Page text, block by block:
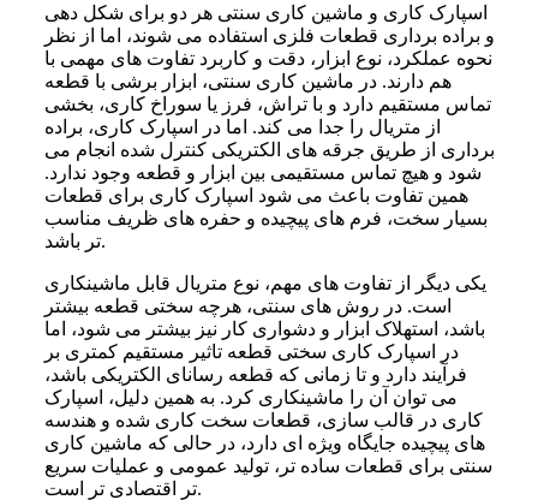
اسپارک کاری و ماشین کاری سنتی هر دو برای شکل دهی
و براده برداری قطعات فلزی استفاده می شوند، اما از نظر
نحوه عملکرد، نوع ابزار، دقت و کاربرد تفاوت های مهمی با
هم دارند. در ماشین کاری سنتی، ابزار برشی با قطعه
تماس مستقیم دارد و با تراش، فرز یا سوراخ کاری، بخشی
از متریال را جدا می کند. اما در اسپارک کاری، براده
برداری از طریق جرقه های الکتریکی کنترل شده انجام می
شود و هیچ تماس مستقیمی بین ابزار و قطعه وجود ندارد.
همین تفاوت باعث می شود اسپارک کاری برای قطعات
بسیار سخت، فرم های پیچیده و حفره های ظریف مناسب
تر باشد.
یکی دیگر از تفاوت های مهم، نوع متریال قابل ماشینکاری
است. در روش های سنتی، هرچه سختی قطعه بیشتر
باشد، استهلاک ابزار و دشواری کار نیز بیشتر می شود، اما
در اسپارک کاری سختی قطعه تاثیر مستقیم کمتری بر
فرآیند دارد و تا زمانی که قطعه رسانای الکتریکی باشد،
می توان آن را ماشینکاری کرد. به همین دلیل، اسپارک
کاری در قالب سازی، قطعات سخت کاری شده و هندسه
های پیچیده جایگاه ویژه ای دارد، در حالی که ماشین کاری
سنتی برای قطعات ساده تر، تولید عمومی و عملیات سریع
تر اقتصادی تر است.